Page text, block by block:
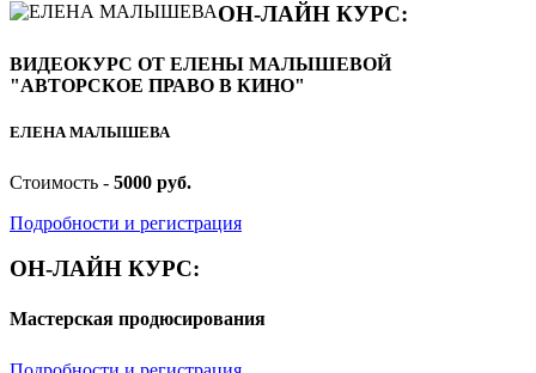
ОН-ЛАЙН КУРС:
ВИДЕОКУРС ОТ ЕЛЕНЫ МАЛЫШЕВОЙ
"АВТОРСКОЕ ПРАВО В КИНО"
ЕЛЕНА МАЛЫШЕВА
Стоимость - 5000 руб.
Подробности и регистрация
ОН-ЛАЙН КУРС:
Мастерская продюсирования